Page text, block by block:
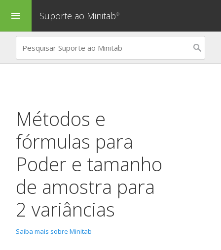
menu Suporte ao Minitab®
Métodos e
fórmulas para
Poder e tamanho
de amostra para
2 variâncias
Saiba mais sobre Minitab